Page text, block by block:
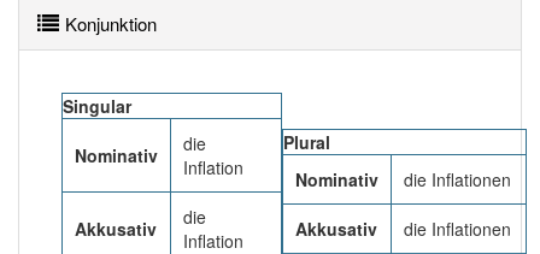
Wörter mit Endung-inflationaber mit einem
83% unserer Spielapp-Nutzer haben den Artikel
korrekt erraten.
Konjunktion
Singular
Nominativ
die
Inflation
Akkusativ
die
Inflation
Plural
Nominativ
die Inflationen
Akkusativ die Inflationen